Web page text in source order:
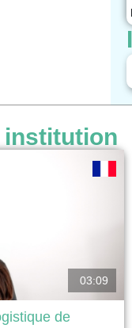
institution
03:09
de